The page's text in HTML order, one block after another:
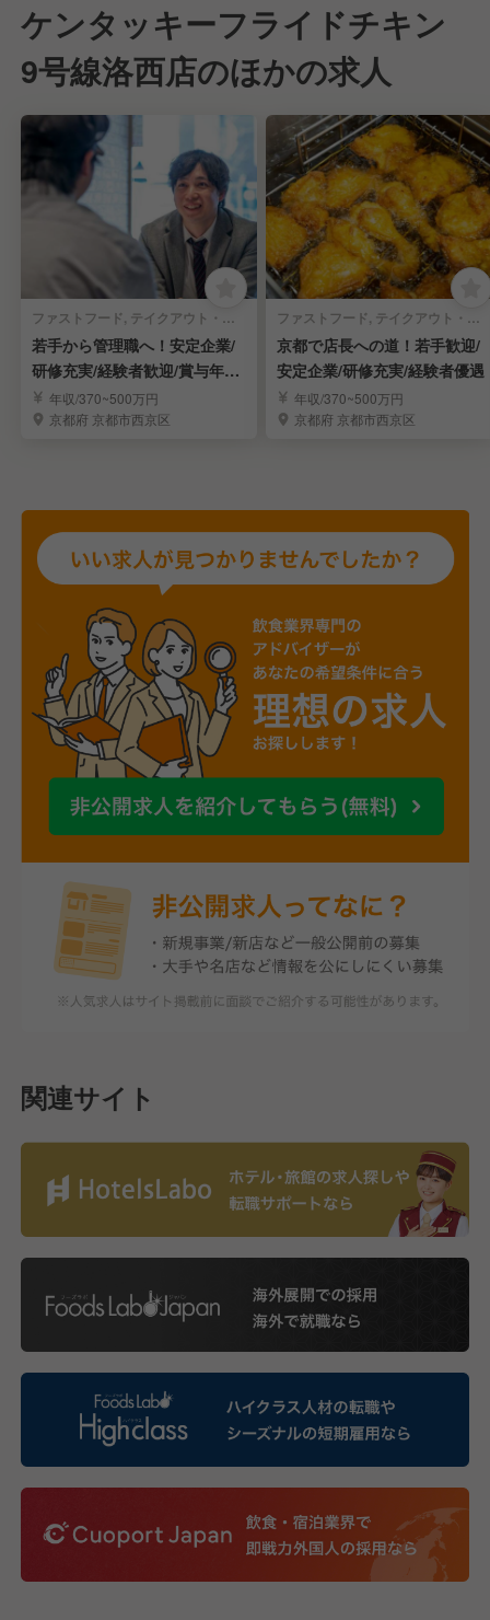
ケンタッキーフライドチキン
9号線洛西店のほかの求人
ファストフード, テイクアウト・惣菜・弁当屋 | 店長・店長候補
若手から管理職へ！安定企業/
研修充実/経験者歓迎/賞与年2
回 年収/370~500万円
京都府 京都市西京区
ファストフード, テイクアウト・惣菜・弁当屋 | キッチンスタッフ
京都で店長への道！若手歓迎/
安定企業/研修充実/経験者優遇
年収/370~500万円
京都府 京都市西京区
関連サイト